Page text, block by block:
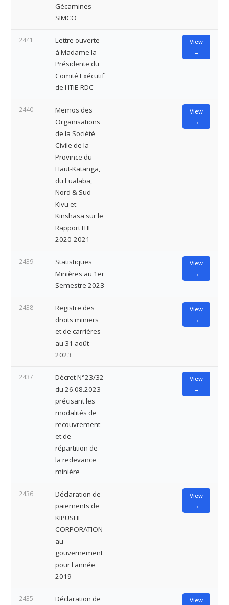
Gécamines-
SIMCO
2441
Lettre ouverte
à Madame la
Présidente du
Comité Exécutif
de l'ITIE-RDC
View
→
2440
Memos des
Organisations
de la Société
Civile de la
Province du
Haut-Katanga,
du Lualaba,
Nord & Sud-
Kivu et
Kinshasa sur le
Rapport ITIE
2020-2021
View
→
2439
Statistiques
Minières au 1er
Semestre 2023
View
→
2438
Registre des
droits miniers
et de carrières
au 31 août
2023
View
→
2437
Décret N°23/32
du 26.08.2023
précisant les
modalités de
recouvrement
et de
répartition de
la redevance
minière
View
→
2436
Déclaration de
paiements de
KIPUSHI
CORPORATION
au
gouvernement
pour l'année
2019
View
→
2435
Déclaration de
View